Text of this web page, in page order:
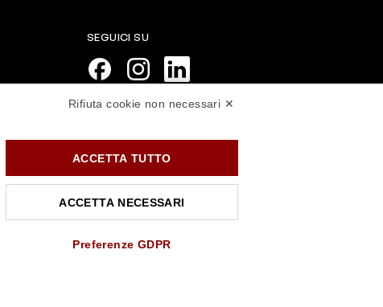
SEGUICI SU
Rifiuta cookie non necessari ✕
ACCETTA TUTTO
ACCETTA NECESSARI
Preferenze GDPR